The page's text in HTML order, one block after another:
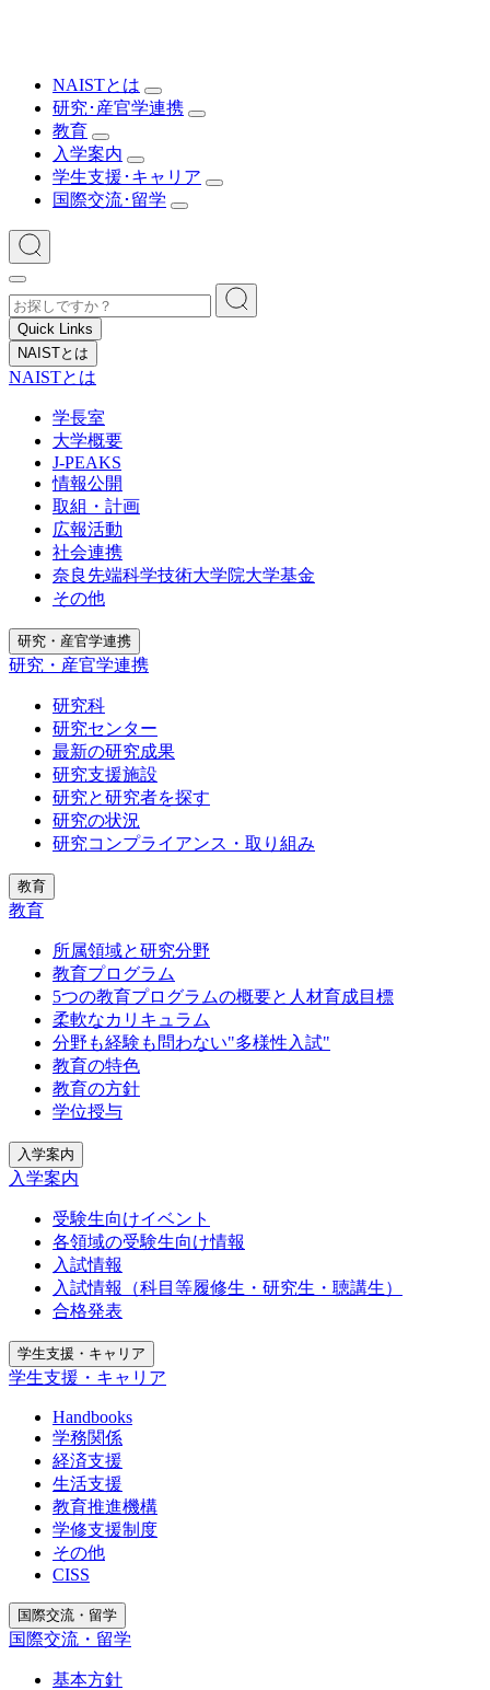
NAISTとは
研究･産官学連携
教育
入学案内
学生支援･キャリア
国際交流･留学
Quick Links
NAISTとは
NAISTとは
学長室
大学概要
J-PEAKS
情報公開
取組・計画
広報活動
社会連携
奈良先端科学技術大学院大学基金
その他
研究・産官学連携
研究・産官学連携
研究科
研究センター
最新の研究成果
研究支援施設
研究と研究者を探す
研究の状況
研究コンプライアンス・取り組み
教育
教育
所属領域と研究分野
教育プログラム
5つの教育プログラムの概要と人材育成目標
柔軟なカリキュラム
分野も経験も問わない"多様性入試"
教育の特色
教育の方針
学位授与
入学案内
入学案内
受験生向けイベント
各領域の受験生向け情報
入試情報
入試情報（科目等履修生・研究生・聴講生）
合格発表
学生支援・キャリア
学生支援・キャリア
Handbooks
学務関係
経済支援
生活支援
教育推進機構
学修支援制度
その他
CISS
国際交流・留学
国際交流・留学
基本方針